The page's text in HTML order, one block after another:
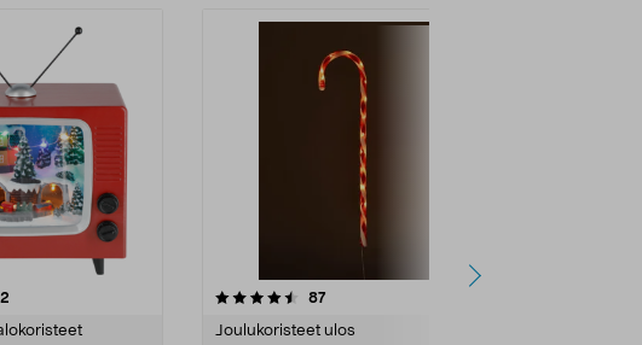
87arvostelut
Joulukoristeet ulos
4.5 viidestä